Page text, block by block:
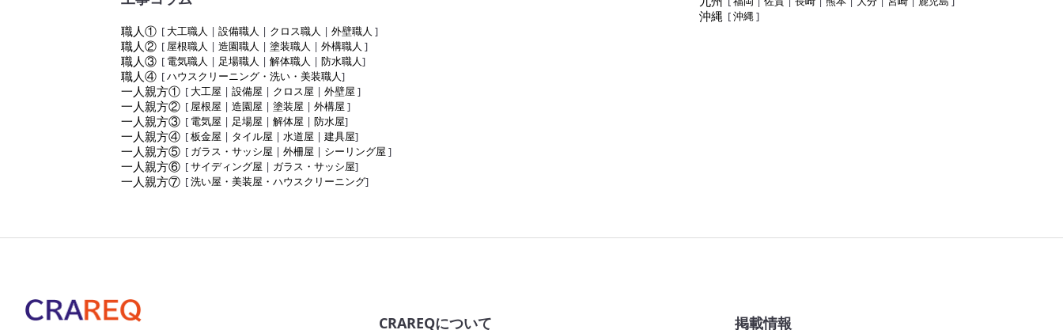
職人① [ 大工職人 | 設備職人 | クロス職人 | 外壁職人 ]
職人② [ 屋根職人 | 造園職人 | 塗装職人 | 外構職人 ]
職人③ [ 電気職人 | 足場職人 | 解体職人 | 防水職人]
職人④ [ハウスクリーニング・洗い・美装職人]
一人親方① [ 大工屋 | 設備屋 | クロス屋 | 外壁屋 ]
一人親方② [ 屋根屋 | 造園屋 | 塗装屋 | 外構屋 ]
一人親方③ [ 電気屋 | 足場屋 | 解体屋 | 防水屋]
一人親方④ [板金屋 | タイル屋 | 水道屋 | 建具屋]
一人親方⑤ [ ガラス・サッシ屋 | 外柵屋 | シーリング屋 ]
一人親方⑥ [サイディング屋 | ガラス・サッシ屋]
一人親方⑦ [洗い屋・美装屋・ハウスクリーニング]
沖縄 [沖縄]
CRAREQについて 掲載情報